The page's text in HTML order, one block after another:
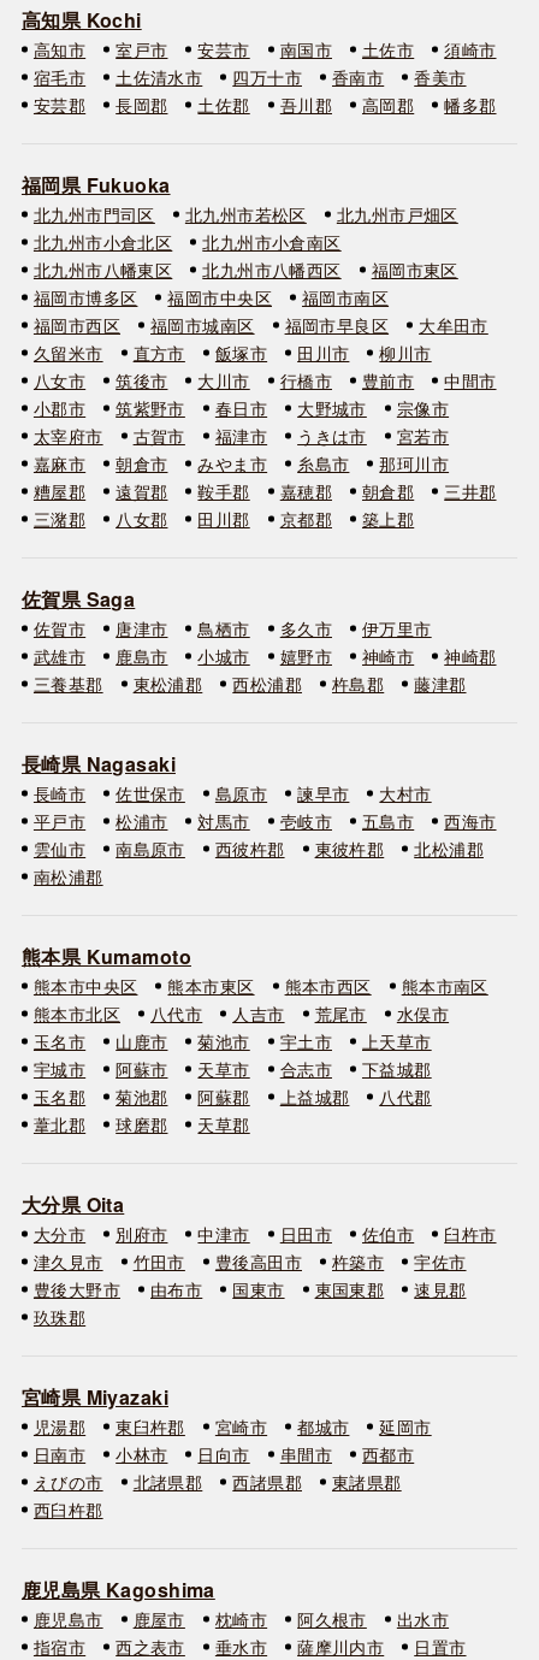
高知県 Kochi
高知市 室戸市 安芸市 南国市 土佐市
須崎市
宿毛市
土佐清水市 四万十市 香南市
香美市
安芸郡
長岡郡 土佐郡 吾川郡 高岡郡 幡多郡
福岡県 Fukuoka
北九州市門司区 北九州市若松区
北九州市戸畑区
北九州市小倉北区
北九州市小倉南区
北九州市八幡東区
北九州市八幡西区
福岡市東区
福岡市博多区
福岡市中央区
福岡市南区
福岡市西区
福岡市城南区 福岡市早良区
大牟田市
久留米市
直方市 飯塚市 田川市
柳川市
八女市
筑後市 大川市 行橋市 豊前市
中間市
小郡市
筑紫野市 春日市 大野城市
宗像市
太宰府市
古賀市 福津市 うきは市
宮若市
嘉麻市
朝倉市 みやま市 糸島市
那珂川市
糟屋郡
遠賀郡 鞍手郡 嘉穂郡 朝倉郡
三井郡
三潴郡
八女郡 田川郡 京都郡 築上郡
佐賀県 Saga
佐賀市 唐津市 鳥栖市 多久市
伊万里市
武雄市
鹿島市 小城市 嬉野市 神崎市
神崎郡
三養基郡
東松浦郡 西松浦郡 杵島郡 藤津郡
長崎県 Nagasaki
長崎市 佐世保市 島原市 諫早市
大村市
平戸市
松浦市 対馬市 壱岐市 五島市
西海市
雲仙市
南島原市 西彼杵郡 東彼杵郡
北松浦郡
南松浦郡
熊本県 Kumamoto
熊本市中央区 熊本市東区 熊本市西区
熊本市南区
熊本市北区
八代市 人吉市 荒尾市
水俣市
玉名市
山鹿市 菊池市 宇土市
上天草市
宇城市
阿蘇市 天草市 合志市
下益城郡
玉名郡
菊池郡 阿蘇郡 上益城郡
八代郡
葦北郡
球磨郡 天草郡
大分県 Oita
大分市 別府市 中津市 日田市 佐伯市
臼杵市
津久見市
竹田市 豊後高田市 杵築市
宇佐市
豊後大野市
由布市 国東市 東国東郡
速見郡
玖珠郡
宮崎県 Miyazaki
児湯郡 東臼杵郡 宮崎市 都城市
延岡市
日南市
小林市 日向市 串間市
西都市
えびの市
北諸県郡 西諸県郡
東諸県郡
西臼杵郡
鹿児島県 Kagoshima
鹿児島市 鹿屋市 枕崎市 阿久根市
出水市
指宿市
西之表市 垂水市 薩摩川内市
日置市